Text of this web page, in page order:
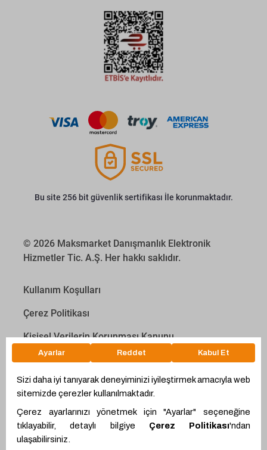
WhatsApp
Teklif Hattı
Bu site 256 bit güvenlik sertifikası İle korunmaktadır.
© 2026 Maksmarket Danışmanlık Elektronik
Hizmetler Tic. A.Ş. Her hakkı saklıdır.
Kullanım Koşulları
Çerez Politikası
Kişisel Verilerin Korunması Kanunu
İletişim Aydınlatma Metni
Proyakıt
Ödeme Hesaplama Aracı